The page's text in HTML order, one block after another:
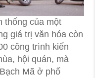
thống của một
giá trị văn hóa còn
công trình kiến
hội quán, mà
Mã ở phố